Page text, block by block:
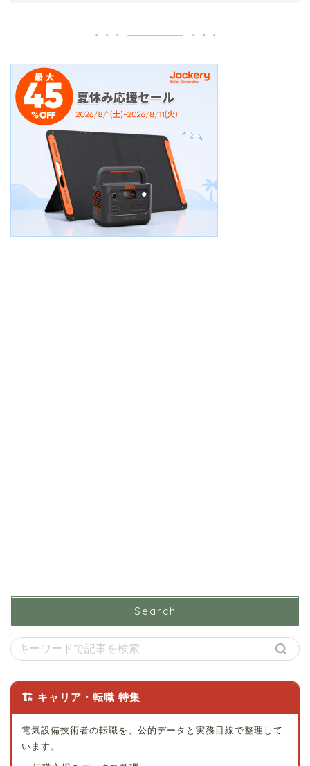
Search
🏗 キャリア・転職 特集
電気設備技術者の転職を、公的データと実務目線で整理して
います。